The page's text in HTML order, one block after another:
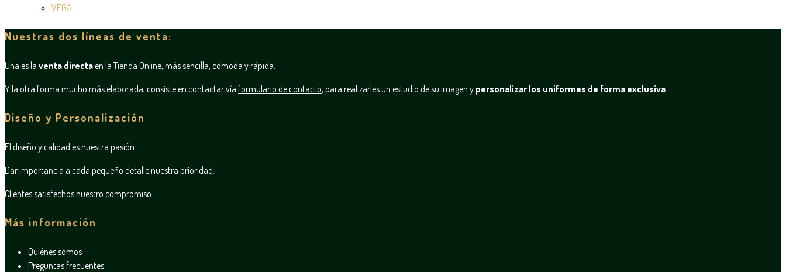
VEGA
Nuestras dos líneas de venta:
Una es la venta directaen laTienda Online, más sencilla, cómoda y rápida.
Y la otra forma mucho más elaborada, consiste en contactar vía formulario de contacto, para realizarles un estudio de su imagen y personalizar los uniformes de forma exclusiva.
Diseño y Personalización
El diseño y calidad es nuestra pasión.
Dar importancia a cada pequeño detalle nuestra prioridad.
Clientes satisfechos nuestro compromiso.
Más información
Quiénes somos
Preguntas frecuentes